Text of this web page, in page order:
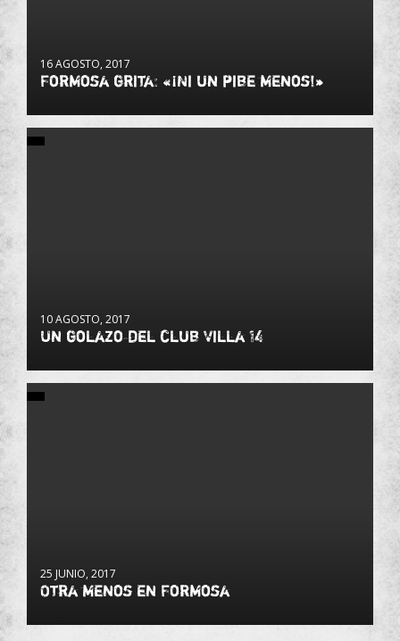
16 AGOSTO, 2017
Formosa grita: «¡Ni un pibe menos!»
10 AGOSTO, 2017
Un golazo del club Villa 14
25 JUNIO, 2017
Otra menos en Formosa